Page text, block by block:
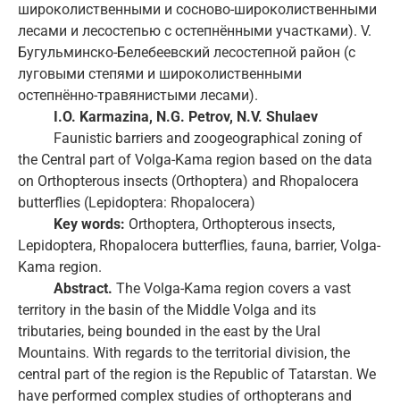
широколиственными и сосново-широколиственными
лесами и лесостепью с остепнёнными участками). V.
Бугульминско-Белебеевский лесостепной район (с
луговыми степями и широколиственными
остепнённо-травянистыми лесами).
I.O. Karmazina, N.G. Petrov, N.V. Shulaev
Faunistic barriers and zoogeographical zoning of
the Central part of Volga-Kama region based on the data
on Orthopterous insects (Orthoptera) and Rhopalocera
butterflies (Lepidoptera: Rhopalocera)
Key words: Orthoptera, Orthopterous insects,
Lepidoptera, Rhopalocera butterflies, fauna, barrier, Volga-
Kama region.
Abstract. The Volga-Kama region covers a vast
territory in the basin of the Middle Volga and its
tributaries, being bounded in the east by the Ural
Mountains. With regards to the territorial division, the
central part of the region is the Republic of Tatarstan. We
have performed complex studies of orthopterans and